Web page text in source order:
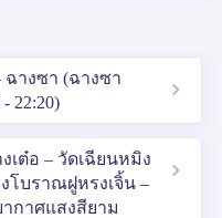
างซา (ฉางซา
22:20)
เต๋อ – วัดเฉียนหมิง
งโบราณฝูหรงเจิ้น –
กาศแสงสียาม